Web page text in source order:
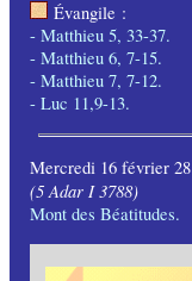
Évangile :
-Matthieu 5, 33-37.
-Matthieu 6, 7-15.
-Matthieu 7, 7-12.
-Luc 11,9-13.
Mercredi 16 février 28
(5 Adar I 3788)
Mont des Béatitudes.